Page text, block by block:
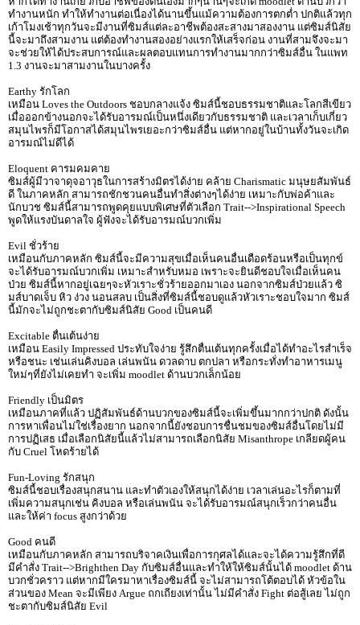
ทำงานหนัก ทำให้ทำงานต่อเนื่องได้นานขึ้นแม้ความต้องการตกต่ำ ปกติแล้วทุก
เก้าโมงเช้าทุกวันจะมีงานที่ซิมส์แต่ละอาชีพต้องสะสางมาสองงาน แต่ซิมส์นิสัย
นี้จะมาถึงสามงาน แต่ต้องทำงานสองอย่างแรกให้เสร็จก่อน งานที่สามจึงจะมา
จะช่วยให้ได้ประสบการณ์และผลตอบแทนการทำงานมากกว่าซิมส์อื่น ในแพท
1.3 งานจะมาสามงานในบางครั้ง
Earthy รักโลก
เหมือน Loves the Outdoors ชอบกลางแจ้ง ซิมส์นี้ชอบธรรมชาติและโลกสีเขียว
เมื่อออกข้างนอกจะได้รับอารมณ์เป็นหนึ่งเดียวกับธรรมชาติ และเวลาเก็บเกี่ยว
สมุนไพรก็มีโอกาสได้สมุนไพรเยอะกว่าซิมส์อื่น แต่หากอยู่ในบ้านทั้งวันจะเกิด
อารมณ์ไม่ดีได้
Eloquent คารมคมคาย
ซิมส์ผู้มีวาจาดุจอาวุธในการสร้างมิตรได้ง่าย คล้าย Charismatic มนุษยสัมพันธ์
ดี ในภาคหลัก สามารถชักชวนคนอื่นทำสิ่งต่างๆได้ง่าย เหมาะกับพ่อค้าและ
นักบวช ซิมส์นี้สามารถพูดคุยแบบพิเศษที่ตัวเลือก Trait-->Inspirational Speech
พูดให้แรงบันดาลใจ ผู้ฟังจะได้รับอารมณ์บวกเพิ่ม
Evil ชั่วร้าย
เหมือนกับภาคหลัก ซิมส์นี้จะมีความสุขเมื่อเห็นคนอื่นเดือดร้อนหรือเป็นทุกข์
จะได้รับอารมณ์บวกเพิ่ม เหมาะสำหรับหมอ เพราะจะยินดีชอบใจเมื่อเห็นคน
ป่วย ซิมส์นี้หากอยู่เฉยๆจะหัวเราะชั่วร้ายออกมาเอง นอกจากซิมส์ป่วยแล้ว ซิ
มส์บาดเจ็บ หิว ง่วง นอนสลบ เป็นสิ่งที่ซิมส์นี้ชอบดูแล้วหัวเราะชอบใจมาก ซิมส์
นี้มักจะไม่ถูกชะตากับซิมส์นิสัย Good เป็นคนดี
Excitable ตื่นเต้นง่าย
เหมือน Easily Impressed ประทับใจง่าย รู้สึกตื่นเต้นทุกครั้งเมื่อได้ทำอะไรสำเร็จ
หรือชนะ เช่นเล่นคิงบอล เล่นพนัน ดวลดาบ ตกปลา หรือกระทั่งทำอาหารเมนู
ใหม่ๆที่ยังไม่เคยทำ จะเพิ่ม moodlet ด้านบวกเล็กน้อย
Friendly เป็นมิตร
เหมือนภาคที่แล้ว ปฏิสัมพันธ์ด้านบวกของซิมส์นี้จะเพิ่มขึ้นมากกว่าปกติ ดังนั้น
การหาเพื่อนไม่ใช่เรื่องยาก นอกจากนี้ยังชอบการชื่นชมของซิมส์อื่นโดยไม่มี
การปฏิเสธ เมื่อเลือกนิสัยนี้แล้วไม่สามารถเลือกนิสัย Misanthrope เกลียดผู้คน
กับ Cruel โหดร้ายได้
Fun-Loving รักสนุก
ซิมส์นี้ชอบเรื่องสนุกสนาน และทำตัวเองให้สนุกได้ง่าย เวลาเล่นอะไรก็ตามที่
เพิ่มความสนุกเช่น คิงบอล หรือเล่นพนัน จะได้รับอารมณ์สนุกเร็วกว่าคนอื่น
และให้ค่า focus สูงกว่าด้วย
Good คนดี
เหมือนกับภาคหลัก สามารถบริจาคเงินเพื่อการกุศลได้และจะได้ความรู้สึกที่ดี
มีคำสั่ง Trait-->Brighthen Day กับซิมส์อื่นและทำให้ให้ซิมส์นั้นได้ moodlet ด้าน
บวกชั่วคราว แต่หากมีใครมาหาเรื่องซิมส์นี้ จะไม่สามารถโต้ตอบได้ หัวข้อใน
ส่วนของ Mean จะมีเพียง Argue ถกเถียงเท่านั้น ไม่มีคำสั่ง Fight ต่อสู้เลย ไม่ถูก
ชะตากับซิมส์นิสัย Evil